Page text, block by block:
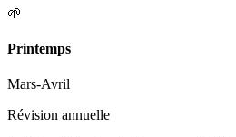
🌱
Printemps
Mars-Avril
Révision annuelle